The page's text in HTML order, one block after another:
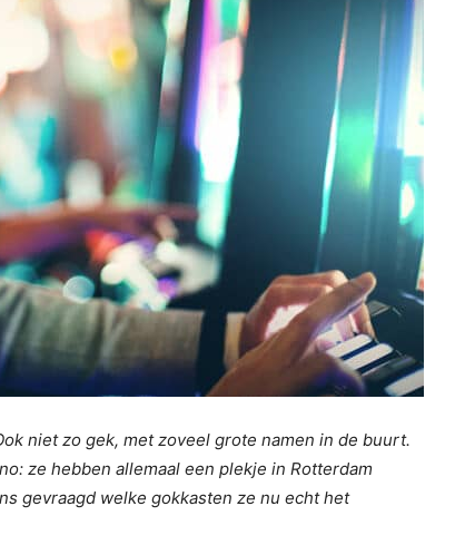
niet zo gek, met zoveel grote namen in de buurt.
ze hebben allemaal een plekje in Rotterdam
gevraagd welke gokkasten ze nu echt het